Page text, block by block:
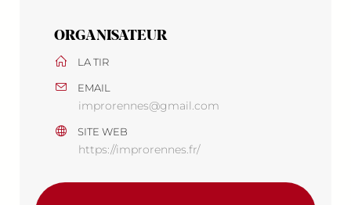
ORGANISATEUR
LA TIR
EMAIL
improrennes@gmail.com
SITE WEB
https://improrennes.fr/